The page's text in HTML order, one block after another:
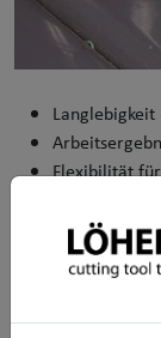
Flexibilität